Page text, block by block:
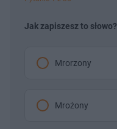
Jak zapiszesz to słowo?
Mrorzony
Mrożony